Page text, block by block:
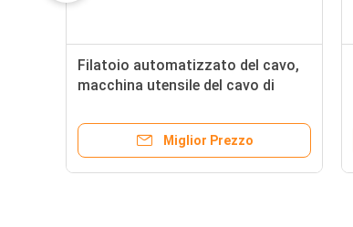
Filatoio automatizzato del cavo,
macchina utensile del cavo di
Miglior Prezzo